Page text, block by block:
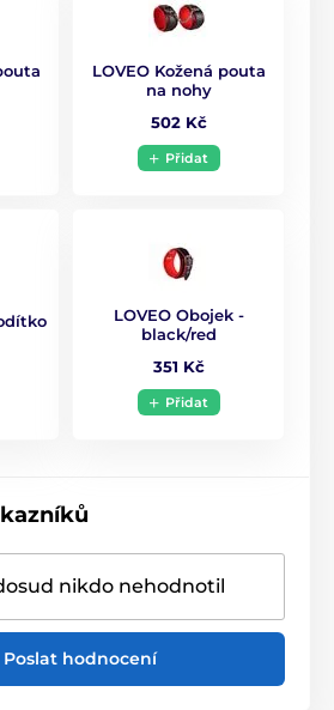
LOVEO Kožená pouta
na nohy
502 Kč
Přidat
LOVEO Obojek -
black/red
351 Kč
Přidat
nikdo nehodnotil
Poslat hodnocení